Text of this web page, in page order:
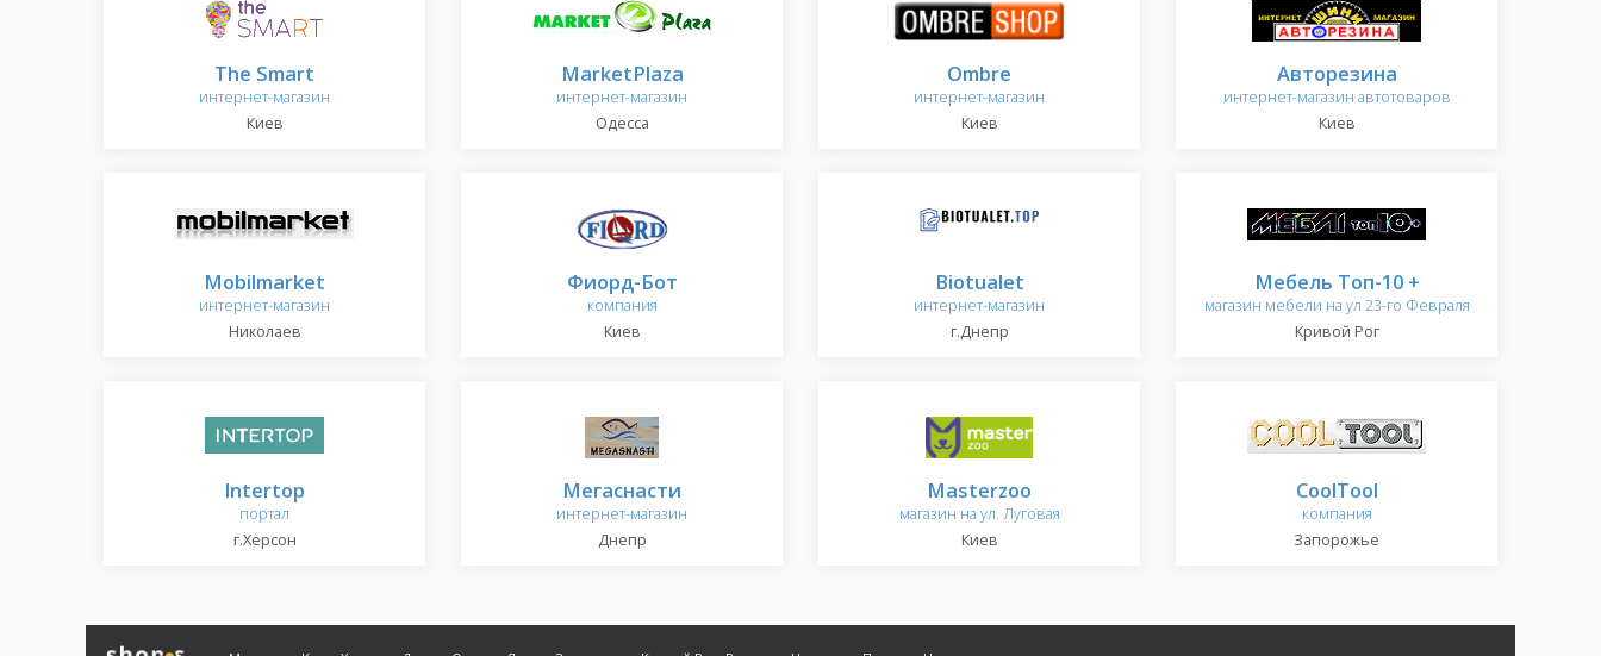
The Smart
интернет-магазин
Киев
MarketPlaza
интернет-магазин
Одесса
Ombre
интернет-магазин
Киев
Авторезина
интернет-магазин автотоваров
Киев
Mobilmarket
интернет-магазин
Николаев
Фиорд-Бот
компания
Киев
Biotualet
интернет-магазин
г.Днепр
Мебель Топ-10 +
магазин мебели на ул 23-го Февраля
Кривой Рог
Intertop
портал
г.Херсон
Мегаснасти
интернет-магазин
Днепр
Masterzoo
магазин на ул. Луговая
Киев
CoolTool
компания
Запорожье